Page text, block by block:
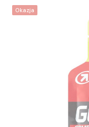
Okazja